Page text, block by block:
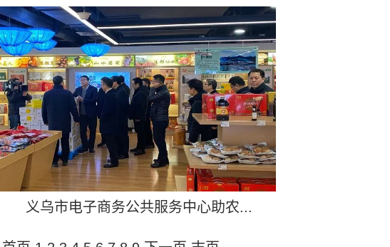
义乌市电子商务公共服务中心助农...